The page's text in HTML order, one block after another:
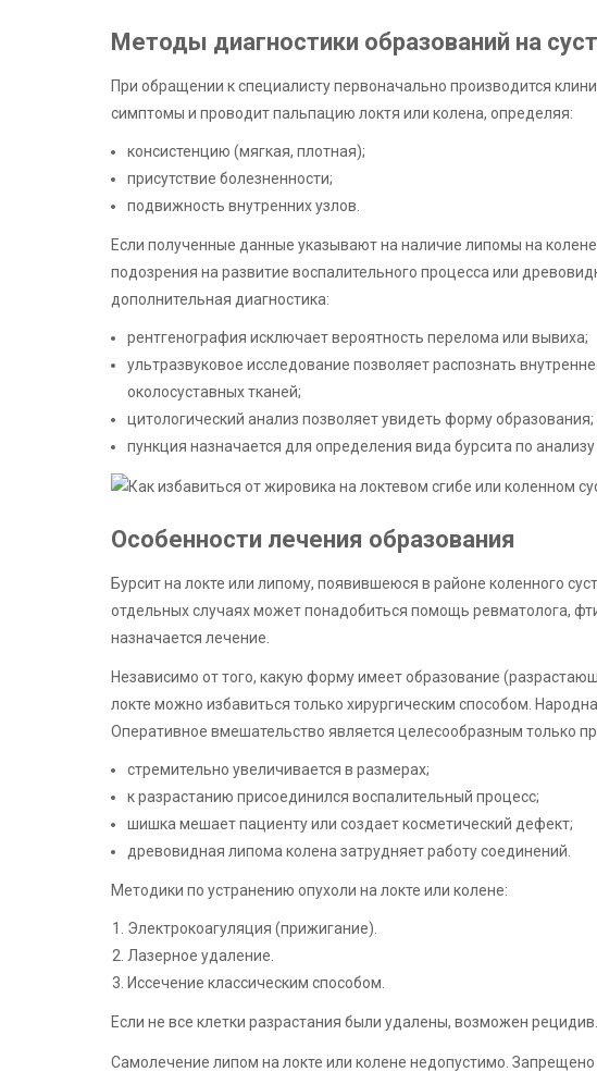
Методы диагностики образований на
При обращении к специалисту первоначально производится
симптомы и проводит пальпацию локтя или колена, определяя:
консистенцию (мягкая, плотная);
присутствие болезненности;
подвижность внутренних узлов.
Если полученные данные указывают на наличие липомы на
подозрения на развитие воспалительного процесса или
дополнительная диагностика:
рентгенография исключает вероятность перелома или вывиха;
ультразвуковое исследование позволяет распознать
околосуставных тканей;
цитологический анализ позволяет увидеть форму образования;
пункция назначается для определения вида бурсита по анализу
Особенности лечения образования
Бурсит на локте или липому, появившеюся в районе коленного
отдельных случаях может понадобиться помощь ревматолога,
назначается лечение.
Независимо от того, какую форму имеет образование
локте можно избавиться только хирургическим способом.
Оперативное вмешательство является целесообразным только
стремительно увеличивается в размерах;
к разрастанию присоединился воспалительный процесс;
шишка мешает пациенту или создает косметический дефект;
древовидная липома колена затрудняет работу соединений.
Методики по устранению опухоли на локте или колене:
Электрокоагуляция (прижигание).
Лазерное удаление.
Иссечение классическим способом.
Если не все клетки разрастания были удалены, возможен рецидив.
Самолечение липом на локте или колене недопустимо.